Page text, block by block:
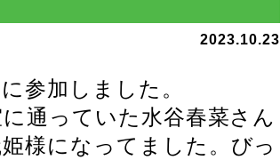
2023.10.23
参加しました。
通っていた水谷春菜さん
様になってました。びっ